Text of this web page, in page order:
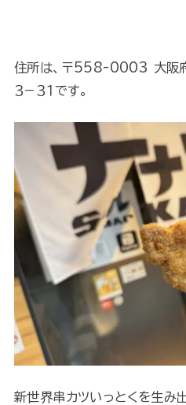
住所は、〒558-0003 大阪
３−３１です。
新世界串カツいっとくを生み